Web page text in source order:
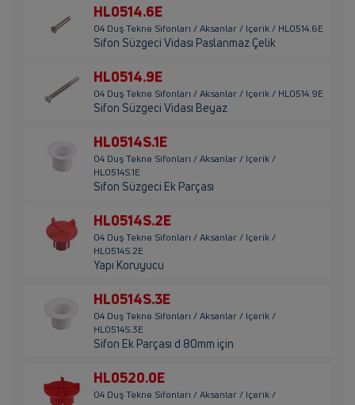
HL0514.6E
04 Duş Tekne Sifonları / Aksanlar / Içerik / HL0514.6E
Sifon Süzgeci Vidası Paslanmaz Çelik
HL0514.9E
04 Duş Tekne Sifonları / Aksanlar / Içerik / HL0514.9E
Sifon Süzgeci Vidası Beyaz
HL0514S.1E
04 Duş Tekne Sifonları / Aksanlar / Içerik /
HL0514S.1E
Sifon Süzgeci Ek Parçası
HL0514S.2E
04 Duş Tekne Sifonları / Aksanlar / Içerik /
HL0514S.2E
Yapı Koruyucu
HL0514S.3E
04 Duş Tekne Sifonları / Aksanlar / Içerik /
HL0514S.3E
Sifon Ek Parçası d 80mm için
HL0520.0E
04 Duş Tekne Sifonları / Aksanlar / Içerik /